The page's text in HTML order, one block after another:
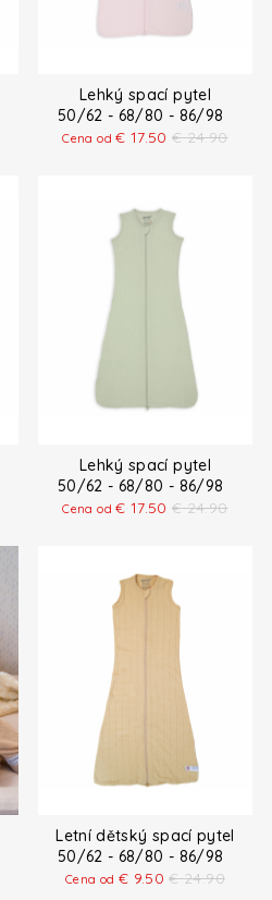
Lehký spací pytel
50/62 - 68/80 - 86/98
Cena od€ 17.50 € 24.90
Lehký spací pytel
50/62 - 68/80 - 86/98
Cena od€ 17.50 € 24.90
Letní dětský spací pytel
50/62 - 68/80 - 86/98
Cena od € 9.50 € 24.90